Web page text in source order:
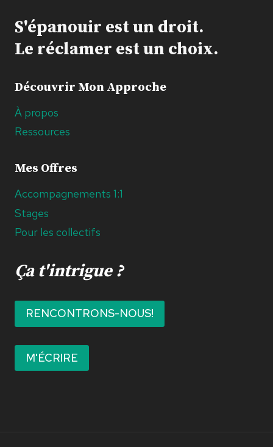
S'épanouir est un droit.
Le réclamer est un choix.
Découvrir Mon Approche
À propos
Ressources
Mes Offres
Accompagnements 1:1
Stages
Pour les collectifs
Ça t'intrigue ?
RENCONTRONS-NOUS!
M'ÉCRIRE